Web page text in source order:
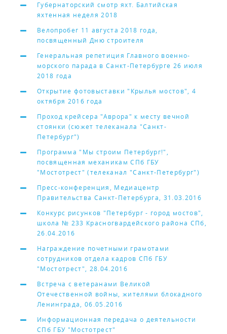
Губернаторский смотр яхт. Балтийская
яхтенная неделя 2018
Велопробег 11 августа 2018 года,
посвященный Дню строителя
Генеральная репетиция Главного военно-
морского парада в Санкт-Петербурге 26 июля
2018 года
Открытие фотовыставки "Крылья мостов", 4
октября 2016 года
Проход крейсера "Аврора" к месту вечной
стоянки (сюжет телеканала "Санкт-
Петербург")
Программа "Мы строим Петербург!",
посвященная механикам СПб ГБУ
"Мостотрест" (телеканал "Санкт-Петербург")
Пресс-конференция, Медиацентр
Правительства Санкт-Петербурга, 31.03.2016
Конкурс рисунков "Петербург - город мостов",
школа № 233 Красногвардейского района СПб,
26.04.2016
Награждение почетными грамотами
сотрудников отдела кадров СПб ГБУ
"Мостотрест", 28.04.2016
Встреча с ветеранами Великой
Отечественной войны, жителями блокадного
Ленинграда, 06.05.2016
Информационная передача о деятельности
СПб ГБУ "Мостотрест"